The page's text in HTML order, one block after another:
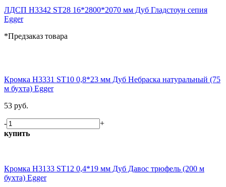
ЛДСП H3342 ST28 16*2800*2070 мм Дуб Гладстоун сепия
Egger
*Предзаказ товара
Кромка H3331 ST10 0,8*23 мм Дуб Небраска натуральный (75
м бухта) Egger
53 руб.
-
+
купить
Кромка H3133 ST12 0,4*19 мм Дуб Давос трюфель (200 м
бухта) Egger